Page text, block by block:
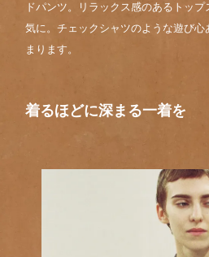
ドパンツ。リラックス感のあるトッ
気に。チェックシャツのような遊び
まります。
着るほどに深まる一着を